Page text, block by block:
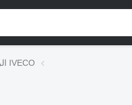
الرافعات (الأوناش) IVECO